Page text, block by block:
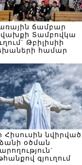
ճամբար
Տամբովկա
Թբիլիսիի
համար
Հիսուսին նվիրված
օծման
գյուղում